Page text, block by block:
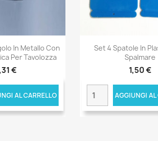
In Metallo Con
Per Tavolozza
€
AL CARRELLO
Set 4 Spatole In
Spalmare
1,50 €
AGGIUNGI AL